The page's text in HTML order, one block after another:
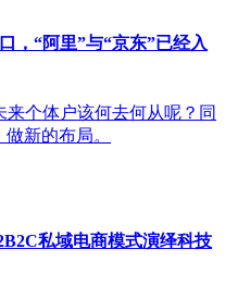
，“阿里”与“京东”已经入
个体户该何去何从呢？同
新的布局。
私域电商模式演绎科技